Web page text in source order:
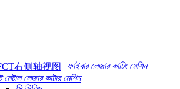
ফাইবার লেজার কাটিং মেশিন
মেটাল লেজার কাটার মেশিন